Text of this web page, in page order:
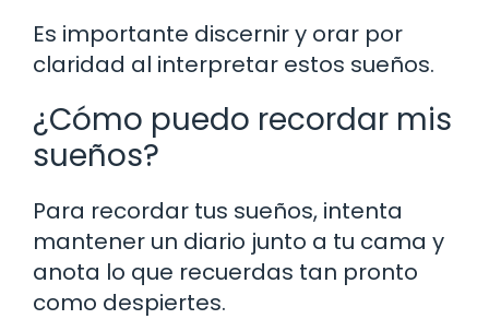
Es importante discernir y orar por
claridad al interpretar estos sueños.
¿Cómo puedo recordar mis
sueños?
Para recordar tus sueños, intenta
mantener un diario junto a tu cama y
anota lo que recuerdas tan pronto
como despiertes.